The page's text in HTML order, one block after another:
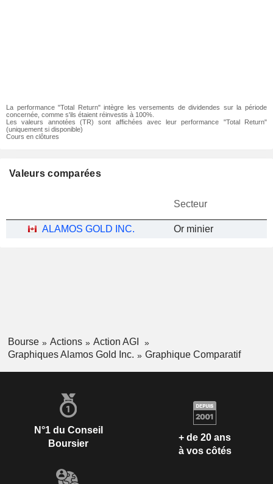
La performance "Total Return" intègre les versements de dividendes sur la période
concernée, comme s'ils étaient réinvestis à 100%.
Les valeurs annotées (TR) sont affichées avec leur performance "Total Return"
(uniquement si disponible)
Cours en clôtures
Valeurs comparées
Secteur
ALAMOS GOLD INC. Or minier
Bourse Actions
Action AGI
Graphiques Alamos Gold Inc.
Graphique Comparatif
N°1 du Conseil
Boursier
+ de 20 ans
à vos côtés